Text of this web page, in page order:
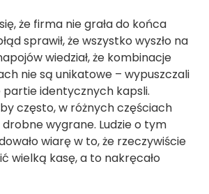
że firma nie grała do końca
sprawił, że wszystko wyszło na
wiedział, że kombinacje
nie są unikatowe – wypuszczali
partie identycznych kapsli.
często, w różnych częściach
drobne wygrane. Ludzie o tym
wiarę w to, że rzeczywiście
wielką kasę, a to nakręcało